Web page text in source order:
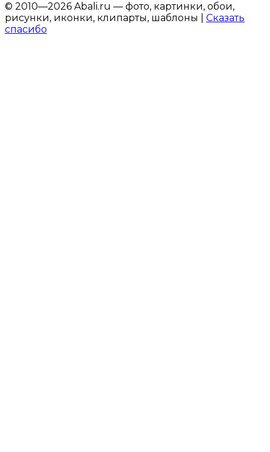
© 2010—2026 Abali.ru — фото, картинки, обои,
рисунки, иконки, клипарты, шаблоны | Сказать
спасибо